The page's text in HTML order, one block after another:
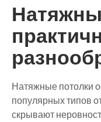
Натяжные потолки
популярных типов
скрывают